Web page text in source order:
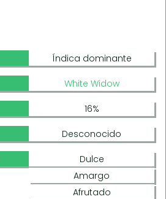
Índica dominante
White Widow
16%
Desconocido
Dulce
Amargo
Afrutado